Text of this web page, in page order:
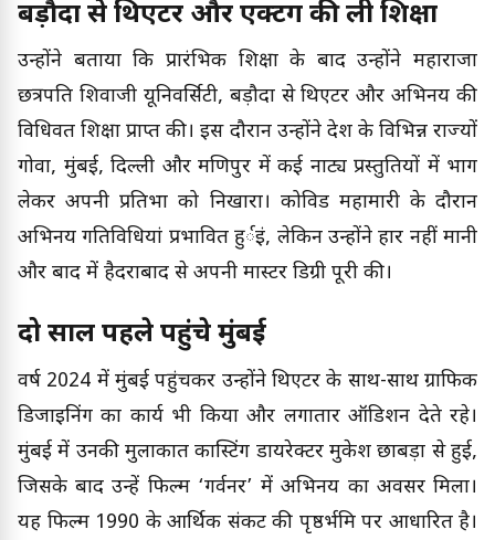
बड़ौदा से थिएटर और एक्टिंग की ली शिक्षा
उन्होंने बताया कि प्रारंभिक शिक्षा के बाद उन्होंने महाराजा
छत्रपति शिवाजी यूनिवर्सिटी, बड़ौदा से थिएटर और अभिनय की
विधिवत शिक्षा प्राप्त की। इस दौरान उन्होंने देश के विभिन्न राज्यों
गोवा, मुंबई, दिल्ली और मणिपुर में कई नाट्य प्रस्तुतियों में भाग
लेकर अपनी प्रतिभा को निखारा। कोविड महामारी के दौरान
अभिनय गतिविधियां प्रभावित हुर्इं, लेकिन उन्होंने हार नहीं मानी
और बाद में हैदराबाद से अपनी मास्टर डिग्री पूरी की।
दो साल पहले पहुंचे मुंबई
वर्ष 2024 में मुंबई पहुंचकर उन्होंने थिएटर के साथ-साथ ग्राफिक
डिजाइनिंग का कार्य भी किया और लगातार ऑडिशन देते रहे।
मुंबई में उनकी मुलाकात कास्टिंग डायरेक्टर मुकेश छाबड़ा से हुई,
जिसके बाद उन्हें फिल्म ‘गर्वनर’ में अभिनय का अवसर मिला।
यह फिल्म 1990 के आर्थिक संकट की पृष्ठर्भमि पर आधारित है।